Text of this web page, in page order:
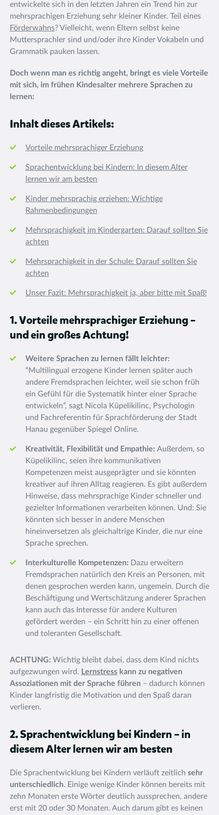
entwickelte sich in den letzten Jahren ein Trend hin zur
mehrsprachigen Erziehung sehr kleiner Kinder. Teil eines
Förderwahns? Vielleicht, wenn Eltern selbst keine
Muttersprachler sind und/oder ihre Kinder Vokabeln und
Grammatik pauken lassen.
Doch wenn man es richtig angeht, bringt es viele Vorteile
mit sich, im frühen Kindesalter mehrere Sprachen zu
lernen:
Inhalt dieses Artikels:
Vorteile mehrsprachiger Erziehung
Sprachentwicklung bei Kindern: In diesem Alter
lernen wir am besten
Kinder mehrsprachig erziehen: Wichtige
Rahmenbedingungen
Mehrsprachigkeit im Kindergarten: Darauf sollten Sie
achten
Mehrsprachigkeit in der Schule: Darauf sollten Sie
achten
Unser Fazit: Mehrsprachigkeit ja, aber bitte mit Spaß!
1. Vorteile mehrsprachiger Erziehung –
und ein großes Achtung!
Weitere Sprachen zu lernen fällt leichter:
“Multilingual erzogene Kinder lernen später auch
andere Fremdsprachen leichter, weil sie schon früh
ein Gefühl für die Systematik hinter einer Sprache
entwickeln”, sagt Nicola Küpelikilinc, Psychologin
und Fachreferentin für Sprachförderung der Stadt
Hanau gegenüber Spiegel Online.
Kreativität, Flexibilität und Empathie: Außerdem, so
Küpelikilinc, seien ihre kommunikativen
Kompetenzen meist ausgeprägter und sie könnten
kreativer auf ihren Alltag reagieren. Es gibt außerdem
Hinweise, dass mehrsprachige Kinder schneller und
gezielter Informationen verarbeiten können. Und: Sie
könnten sich besser in andere Menschen
hineinversetzen als gleichaltrige Kinder, die nur eine
Sprache sprechen.
Interkulturelle Kompetenzen: Dazu erweitern
Fremdsprachen natürlich den Kreis an Personen, mit
denen gesprochen werden kann, ungemein. Durch die
Beschäftigung und Wertschätzung anderer Sprachen
kann auch das Interesse für andere Kulturen
gefördert werden – ein Schritt hin zu einer offenen
und toleranten Gesellschaft.
ACHTUNG: Wichtig bleibt dabei, dass dem Kind nichts
aufgezwungen wird. Lernstress kann zu negativen
Assoziationen mit der Sprache führen – dadurch können
Kinder langfristig die Motivation und den Spaß daran
verlieren.
2. Sprachentwicklung bei Kindern – in
diesem Alter lernen wir am besten
Die Sprachentwicklung bei Kindern verläuft zeitlich sehr
unterschiedlich. Einige wenige Kinder können bereits mit
zehn Monaten erste Wörter deutlich aussprechen, andere
erst mit 20 oder 30 Monaten. Auch darum gibt es keinen